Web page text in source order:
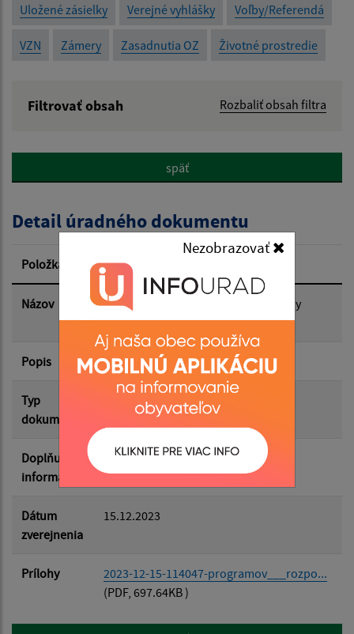
Nezobrazovať
Uložené zásielky Verejné vyhlášky Voľby/Referendá
VZN Zámery Zasadnutia OZ Životné prostredie
Filtrovať obsah Rozbaliť obsah filtra
Popis:
Dátum zverejnenia od:
Dátum zverejnenia do:
Filtrovať Reset
späť
Detail úradného dokumentu
Položka Informácia
Názov
Programový rozpočet obce Jakubany
2024,2025,2026
Popis
Typ
dokumentu
Rozpočet-Hospodárenie
Doplňujúce
informácie
Dátum
zverejnenia
15.12.2023
Prílohy
2023-12-15-114047-programov___rozpo...
(PDF, 697.64KB )